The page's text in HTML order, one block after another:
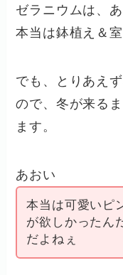
ゼラニウムは、
本当は鉢植え＆
でも、とりあえ
ので、冬が来る
ます。
あおい
本当は可愛いピ
が欲しかったん
だよねぇ